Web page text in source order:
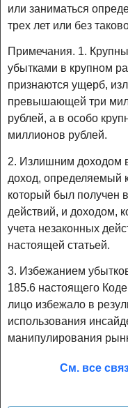
или заниматься
трех лет или без
Примечания. 1.
убытками в крупном
признаются ущерб,
превышающей три
рублей, а в особо
миллионов рублей.
2. Излишним доходом
доход, определяемый
который был получен
действий, и доходом,
учета незаконных
настоящей статьей.
3. Избежанием
185.6 настоящего
лицо избежало в
использования
манипулирования
См. все